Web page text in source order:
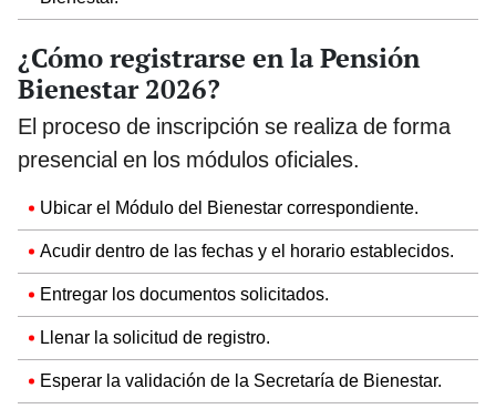
¿Cómo registrarse en la Pensión
Bienestar 2026?
El proceso de inscripción se realiza de forma
presencial en los módulos oficiales.
Ubicar el Módulo del Bienestar correspondiente.
Acudir dentro de las fechas y el horario establecidos.
Entregar los documentos solicitados.
Llenar la solicitud de registro.
Esperar la validación de la Secretaría de Bienestar.